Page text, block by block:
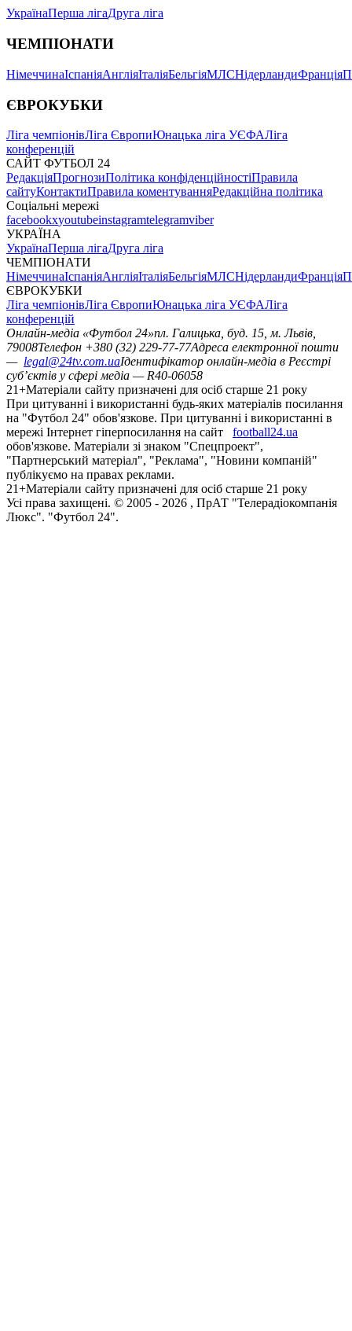
УкраїнаПерша лігаДруга ліга
ЧЕМПІОНАТИ
НімеччинаІспаніяАнгліяІталіяБельгіяМЛСНідерландиФранція
ЄВРОКУБКИ
Ліга чемпіонівЛіга ЄвропиЮнацька ліга УЄФАЛіга
конференцій
САЙТ ФУТБОЛ 24
РедакціяПрогнозиПолітика конфіденційностіПравила
сайтуКонтактиПравила коментуванняРедакційна політика
Соціальні мережі
facebookxyoutubeinstagramtelegramviber
УКРАЇНА
УкраїнаПерша лігаДруга ліга
ЧЕМПІОНАТИ
НімеччинаІспаніяАнгліяІталіяБельгіяМЛСНідерландиФранція
ЄВРОКУБКИ
Ліга чемпіонівЛіга ЄвропиЮнацька ліга УЄФАЛіга
конференцій
Онлайн-медіа «Футбол 24»пл. Галицька, буд. 15, м. Львів,
79008Телефон +380 (32) 229-77-77Адреса електронної пошти
— legal@24tv.com.uaІдентифікатор онлайн-медіа в Реєстрі
суб’єктів у сфері медіа — R40-06058
21+Матеріали сайту призначені для осіб старше 21 року
При цитуванні і використанні будь-яких матеріалів посилання
на "Футбол 24" обов'язкове. При цитуванні і використанні в
мережі Інтернет гіперпосилання на сайт
football24.ua
обов'язкове. Матеріали зі знаком "Спецпроект",
"Партнерський матеріал", "Реклама", "Новини компаній"
публікуємо на правах реклами.
21+Матеріали сайту призначені для осіб старше 21 року
Усi права захищенi. © 2005 - 2026 , ПрАТ "Телерадіокомпанія
Люкс". "Футбол 24".